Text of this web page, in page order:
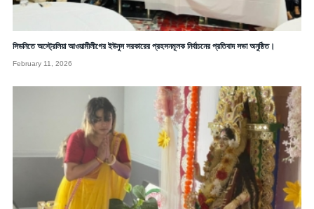
সিডনিতে অস্ট্রেলিয়া আওয়ামীলীগের ইউনুস সরকারের প্রহসনমূলক নির্বাচনের প্রতিবাদ সভা অনুষ্ঠিত।
February 11, 2026